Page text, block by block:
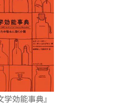
学効能事典』